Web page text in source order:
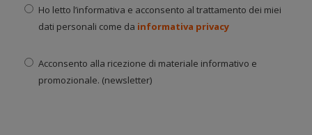
Ho letto l’informativa e acconsento al trattamento dei miei
dati personali come da informativa privacy
Acconsento alla ricezione di materiale informativo e
promozionale. (newsletter)